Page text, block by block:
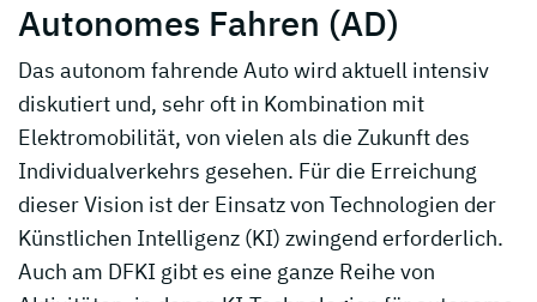
Autonomes Fahren (AD)
Das autonom fahrende Auto wird aktuell intensiv
diskutiert und, sehr oft in Kombination mit
Elektromobilität, von vielen als die Zukunft des
Individualverkehrs gesehen. Für die Erreichung
dieser Vision ist der Einsatz von Technologien der
Künstlichen Intelligenz (KI) zwingend erforderlich.
Auch am DFKI gibt es eine ganze Reihe von